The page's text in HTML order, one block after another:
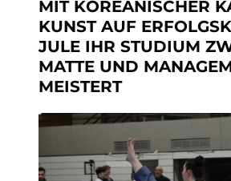
MIT KOREANISCHER
KUNST AUF
JULE IHR STUDIUM
MATTE UND
MEISTERT